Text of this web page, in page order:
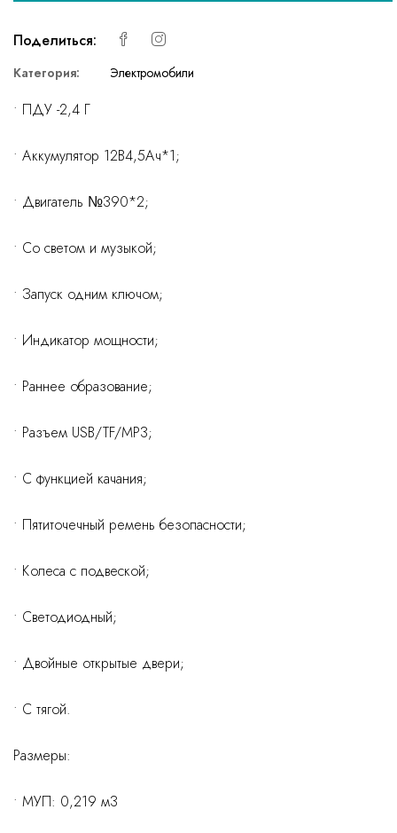
Поделиться:
Категория: Электромобили
• ПДУ -2,4 Г
• Аккумулятор 12В4,5Ач*1;
• Двигатель №390*2;
• Со светом и музыкой;
• Запуск одним ключом;
• Индикатор мощности;
• Раннее образование;
• Разъем USB/TF/MP3;
• С функцией качания;
• Пятиточечный ремень безопасности;
• Колеса с подвеской;
• Светодиодный;
• Двойные открытые двери;
• С тягой.
Размеры:
• МУП: 0,219 м3